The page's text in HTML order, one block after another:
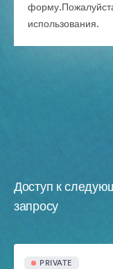
использования.
Доступ к
запросу
PRIVATE